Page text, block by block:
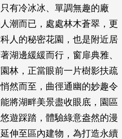
有冷冰冰、單調無趣的廠
潮而已，處處林木蒼翠，更
人的秘密花園，也是附近居
湖邊緩緩而行，窗扉典雅、
林，正當眼前一片樹影扶疏
然而至，曲徑通幽的妙趣令
將湖畔美景盡收眼底，園區
遊踩踏，體驗綠意盎然的漫
伸至區內建物，為打造永續